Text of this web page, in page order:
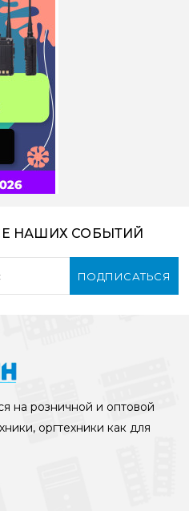
НАШИХ СОБЫТИЙ
ПОДПИСАТЬСЯ
на розничной и оптовой
оргтехники как для